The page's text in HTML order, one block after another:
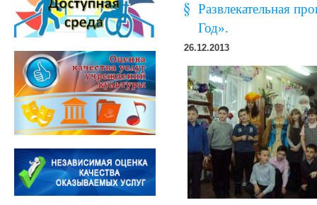
Развлекательная
Год».
26.12.2013